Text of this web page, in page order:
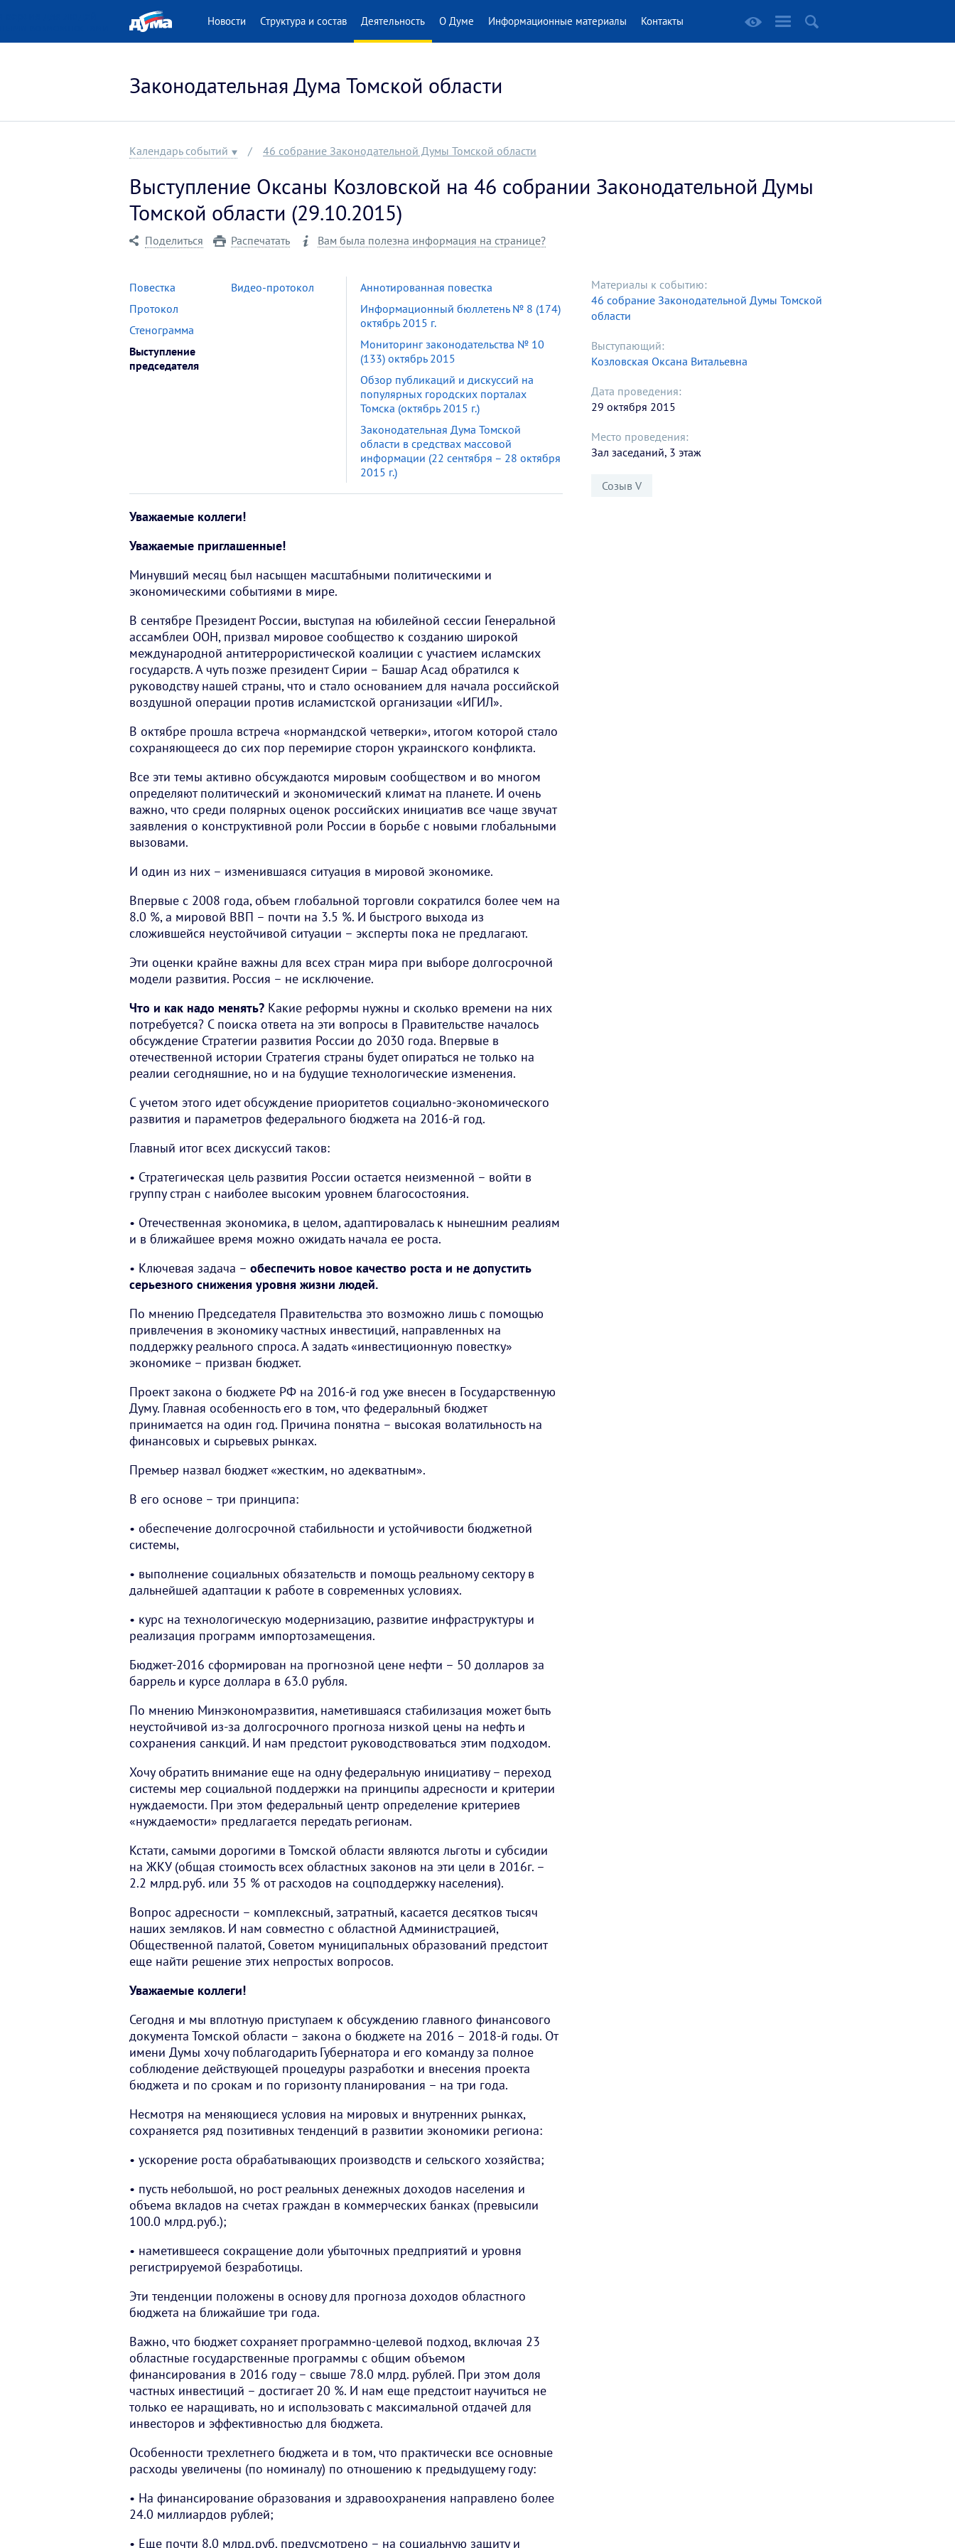
Новости Структура и состав Деятельность О Думе Информационные материалы Контакты
Законодательная Дума Томской области
Календарь событий 46 собрание Законодательной Думы Томской области
Выступление Оксаны Козловской на 46 собрании Законодательной Думы
Томской области (29.10.2015)
Поделиться Распечатать Вам была полезна информация на странице?
Материалы к событию:
46 собрание Законодательной Думы Томской
области
Выступающий:
Козловская Оксана Витальевна
Дата проведения:
29 октября 2015
Место проведения:
Зал заседаний, 3 этаж
Созыв V
Повестка
Протокол
Стенограмма
Выступление
председателя
Видео-протокол
Аннотированная повестка
Информационный бюллетень № 8 (174)
октябрь 2015 г.
Мониторинг законодательства № 10
(133) октябрь 2015
Обзор публикаций и дискуссий на
популярных городских порталах
Томска (октябрь 2015 г.)
Законодательная Дума Томской
области в средствах массовой
информации (22 сентября – 28 октября
2015 г.)
Уважаемые коллеги!
Уважаемые приглашенные!
Минувший месяц был насыщен масштабными политическими и
экономическими событиями в мире.
В сентябре Президент России, выступая на юбилейной сессии Генеральной
ассамблеи ООН, призвал мировое сообщество к созданию широкой
международной антитеррористической коалиции с участием исламских
государств. А чуть позже президент Сирии – Башар Асад обратился к
руководству нашей страны, что и стало основанием для начала российской
воздушной операции против исламистской организации «ИГИЛ».
В октябре прошла встреча «нормандской четверки», итогом которой стало
сохраняющееся до сих пор перемирие сторон украинского конфликта.
Все эти темы активно обсуждаются мировым сообществом и во многом
определяют политический и экономический климат на планете. И очень
важно, что среди полярных оценок российских инициатив все чаще звучат
заявления о конструктивной роли России в борьбе с новыми глобальными
вызовами.
И один из них – изменившаяся ситуация в мировой экономике.
Впервые с 2008 года, объем глобальной торговли сократился более чем на
8.0 %, а мировой ВВП – почти на 3.5 %. И быстрого выхода из
сложившейся неустойчивой ситуации – эксперты пока не предлагают.
Эти оценки крайне важны для всех стран мира при выборе долгосрочной
модели развития. Россия – не исключение.
Что и как надо менять? Какие реформы нужны и сколько времени на них
потребуется? С поиска ответа на эти вопросы в Правительстве началось
обсуждение Стратегии развития России до 2030 года. Впервые в
отечественной истории Стратегия страны будет опираться не только на
реалии сегодняшние, но и на будущие технологические изменения.
С учетом этого идет обсуждение приоритетов социально-экономического
развития и параметров федерального бюджета на 2016-й год.
Главный итог всех дискуссий таков:
• Стратегическая цель развития России остается неизменной – войти в
группу стран с наиболее высоким уровнем благосостояния.
• Отечественная экономика, в целом, адаптировалась к нынешним реалиям
и в ближайшее время можно ожидать начала ее роста.
• Ключевая задача – обеспечить новое качество роста и не допустить
серьезного снижения уровня жизни людей.
По мнению Председателя Правительства это возможно лишь с помощью
привлечения в экономику частных инвестиций, направленных на
поддержку реального спроса. А задать «инвестиционную повестку»
экономике – призван бюджет.
Проект закона о бюджете РФ на 2016-й год уже внесен в Государственную
Думу. Главная особенность его в том, что федеральный бюджет
принимается на один год. Причина понятна – высокая волатильность на
финансовых и сырьевых рынках.
Премьер назвал бюджет «жестким, но адекватным».
В его основе – три принципа:
• обеспечение долгосрочной стабильности и устойчивости бюджетной
системы,
• выполнение социальных обязательств и помощь реальному сектору в
дальнейшей адаптации к работе в современных условиях.
• курс на технологическую модернизацию, развитие инфраструктуры и
реализация программ импортозамещения.
Бюджет-2016 сформирован на прогнозной цене нефти – 50 долларов за
баррель и курсе доллара в 63.0 рубля.
По мнению Минэкономразвития, наметившаяся стабилизация может быть
неустойчивой из-за долгосрочного прогноза низкой цены на нефть и
сохранения санкций. И нам предстоит руководствоваться этим подходом.
Хочу обратить внимание еще на одну федеральную инициативу – переход
системы мер социальной поддержки на принципы адресности и критерии
нуждаемости. При этом федеральный центр определение критериев
«нуждаемости» предлагается передать регионам.
Кстати, самыми дорогими в Томской области являются льготы и субсидии
на ЖКУ (общая стоимость всех областных законов на эти цели в 2016г. –
2.2 млрд.руб. или 35 % от расходов на соцподдержку населения).
Вопрос адресности – комплексный, затратный, касается десятков тысяч
наших земляков. И нам совместно с областной Администрацией,
Общественной палатой, Советом муниципальных образований предстоит
еще найти решение этих непростых вопросов.
Уважаемые коллеги!
Сегодня и мы вплотную приступаем к обсуждению главного финансового
документа Томской области – закона о бюджете на 2016 – 2018-й годы. От
имени Думы хочу поблагодарить Губернатора и его команду за полное
соблюдение действующей процедуры разработки и внесения проекта
бюджета и по срокам и по горизонту планирования – на три года.
Несмотря на меняющиеся условия на мировых и внутренних рынках,
сохраняется ряд позитивных тенденций в развитии экономики региона:
• ускорение роста обрабатывающих производств и сельского хозяйства;
• пусть небольшой, но рост реальных денежных доходов населения и
объема вкладов на счетах граждан в коммерческих банках (превысили
100.0 млрд.руб.);
• наметившееся сокращение доли убыточных предприятий и уровня
регистрируемой безработицы.
Эти тенденции положены в основу для прогноза доходов областного
бюджета на ближайшие три года.
Важно, что бюджет сохраняет программно-целевой подход, включая 23
областные государственные программы с общим объемом
финансирования в 2016 году – свыше 78.0 млрд. рублей. При этом доля
частных инвестиций – достигает 20 %. И нам еще предстоит научиться не
только ее наращивать, но и использовать с максимальной отдачей для
инвесторов и эффективностью для бюджета.
Особенности трехлетнего бюджета и в том, что практически все основные
расходы увеличены (по номиналу) по отношению к предыдущему году:
• На финансирование образования и здравоохранения направлено более
24.0 миллиардов рублей;
• Еще почти 8.0 млрд.руб. предусмотрено – на социальную защиту и